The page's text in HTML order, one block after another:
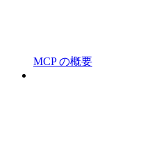
MCP の概要